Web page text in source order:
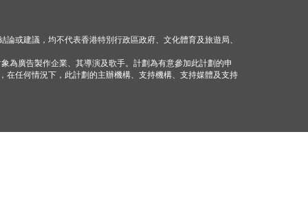
或建議，均不代表香港特別行政區政府、文化體育及旅遊局、
為廣告製作企業、其導演及歌手。計劃為有意參加此計劃的申
任何情況下，此計劃的主辦機構、支持機構、支持媒體及支持